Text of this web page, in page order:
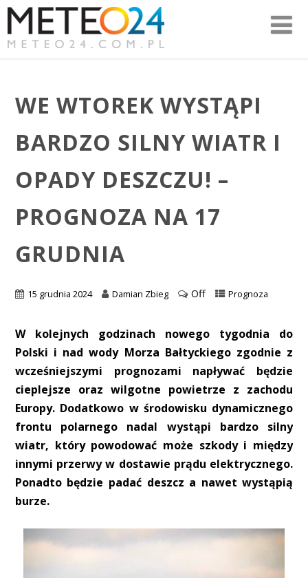
WE WTOREK WYSTĄPI
BARDZO SILNY WIATR I
OPADY DESZCZU! –
PROGNOZA NA 17
GRUDNIA
15 grudnia 2024 Damian Zbieg Off Prognoza
W kolejnych godzinach nowego tygodnia do
Polski i nad wody Morza Bałtyckiego zgodnie z
wcześniejszymi prognozami napływać będzie
cieplejsze oraz wilgotne powietrze z zachodu
Europy. Dodatkowo w środowisku dynamicznego
frontu polarnego nadal wystąpi bardzo silny
wiatr, który powodować może szkody i między
innymi przerwy w dostawie prądu elektrycznego.
Ponadto będzie padać deszcz a nawet wystąpią
burze.